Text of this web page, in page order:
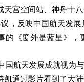
宫空间站、神舟十
，反映中国航天发展
的《窗外是蓝星》，
航天发展成就视为
通过影片看到了大